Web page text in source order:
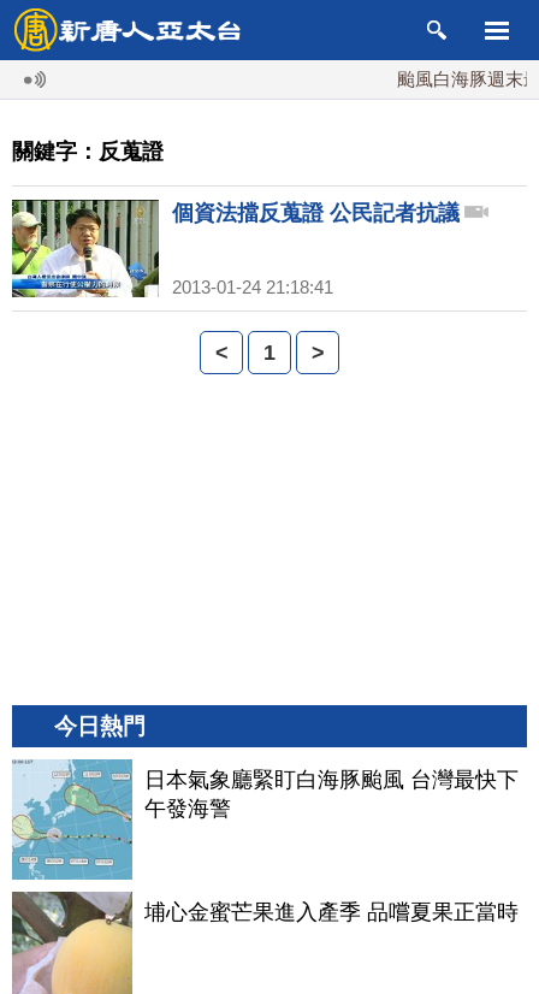
颱風白海豚週末最
關鍵字：反蒐證
個資法擋反蒐證 公民記者抗議
2013-01-24 21:18:41
< 1 >
今日熱門
日本氣象廳緊盯白海豚颱風 台灣最快下
午發海警
埔心金蜜芒果進入產季 品嚐夏果正當時